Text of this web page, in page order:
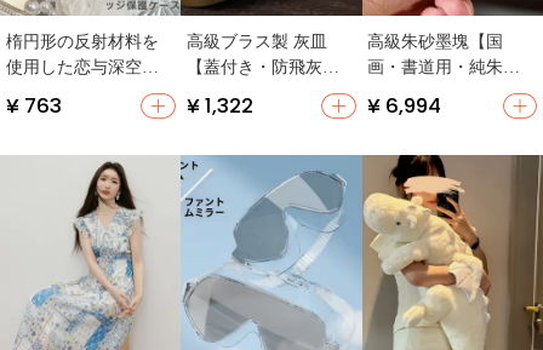
楕円形の反射材料を
使用した恋与深空テ
¥ 763
高級ブラス製 灰皿
【蓋付き・防飛灰・
リビングやオフィス
に最適】
¥ 1,322
高級朱砂墨塊【国
画・書道用・純朱
砂・コレクション対
応】（セットアップ
¥ 6,994